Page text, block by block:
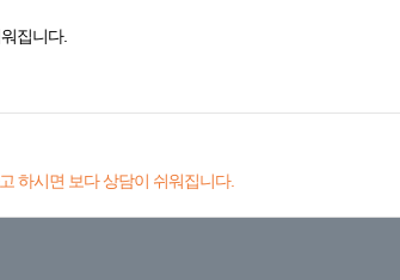
집니다.
하시면 보다 상담이 쉬워집니다.